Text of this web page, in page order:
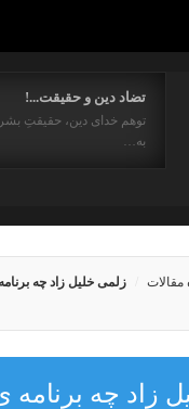
تضاد دین و حقیقت...!
توهم خدای دین، حقیقتِ بشر
به…
مقالات
زلمی خلیل زاد چه
زاد چه برنامه